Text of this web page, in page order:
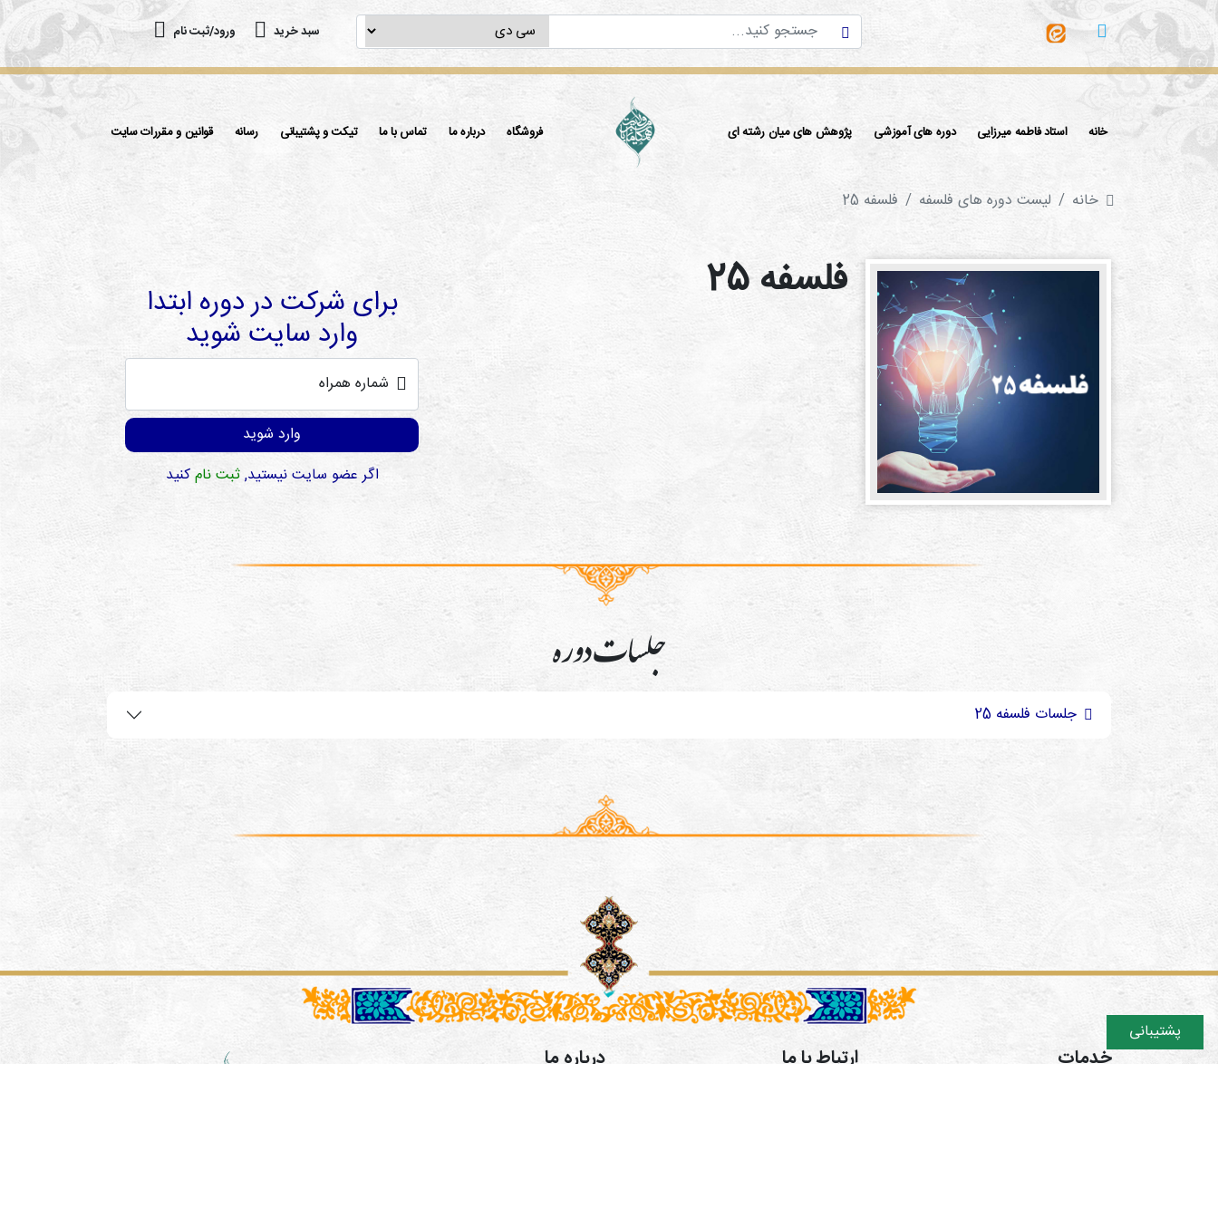
سبد خرید ورود/ثبت نام
خانه استاد فاطمه میرزایی دوره های آموزشی پژوهش های میان رشته ای فروشگاه درباره ما تماس با ما تیکت و پشتیبانی رسانه قوانین و مقررات سایت
خانه لیست دوره های فلسفه فلسفه 25
فلسفه 25 برای شرکت در دوره ابتدا
وارد سایت شوید
شماره همراه
وارد شوید
اگر عضو سایت نیستید,ثبت نامکنید
جلسات دوره
جلسات فلسفه 25
خدمات ارتباط با ما درباره ما
پشتیبانی